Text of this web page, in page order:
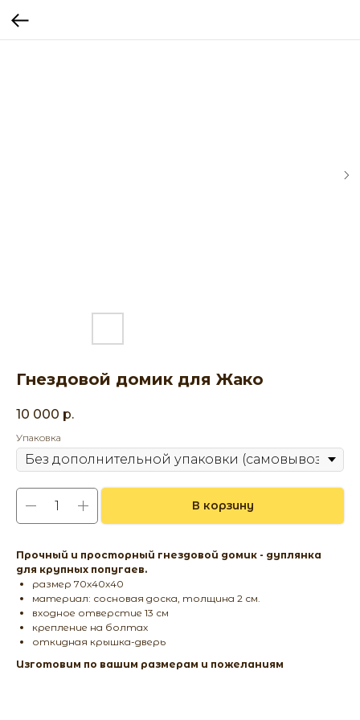
Гнездовой домик для Жако
10 000 р.
Упаковка
В корзину
Прочный и просторный гнездовой домик - дуплянка
для крупных попугаев.
размер 70х40х40
материал: сосновая доска, толщина 2 см.
входное отверстие 13 см
крепление на болтах
откидная крышка-дверь
Изготовим по вашим размерам и пожеланиям